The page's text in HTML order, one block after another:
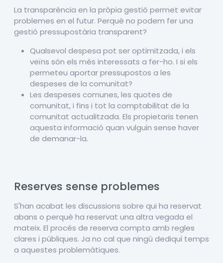
La transparència en la pròpia gestió permet evitar
problemes en el futur. Perquè no podem fer una
gestió pressupostària transparent?
Qualsevol despesa pot ser optimitzada, i els
veïns són els més interessats a fer-ho. I si els
permeteu aportar pressupostos a les
despeses de la comunitat?
Les despeses comunes, les quotes de
comunitat, i fins i tot la comptabilitat de la
comunitat actualitzada. Els propietaris tenen
aquesta informació quan vulguin sense haver
de demanar-la.
Reserves sense problemes
S'han acabat les discussions sobre qui ha reservat
abans o perquè ha reservat una altra vegada el
mateix. El procés de reserva compta amb regles
clares i públiques. Ja no cal que ningú dediqui temps
a aquestes problemàtiques.